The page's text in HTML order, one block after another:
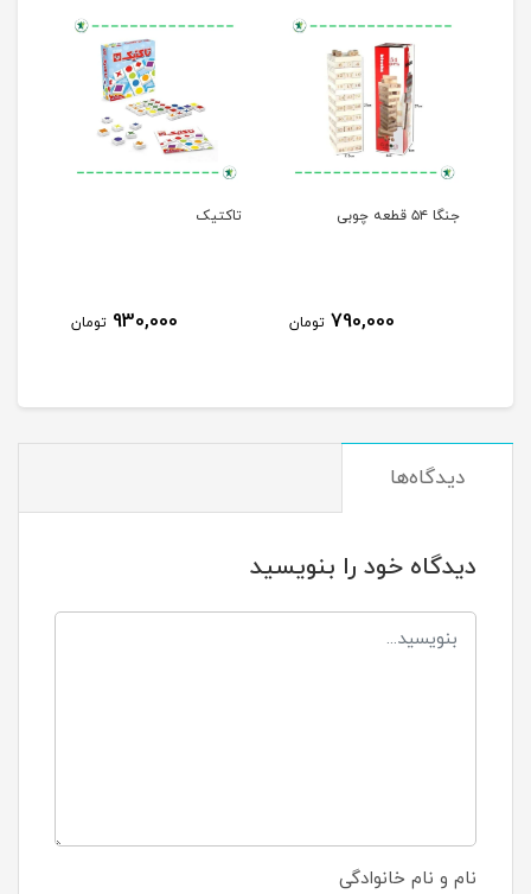
جنگا ۵۴ قطعه چوبی
790,000 تومان
تاکتیک
930,000 تومان
دیدگاه‌ها
دیدگاه خود را بنویسید
نام و نام خانوادگی